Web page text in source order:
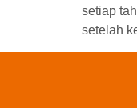
setiap
setelah